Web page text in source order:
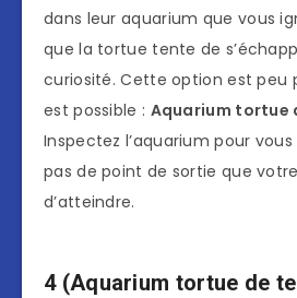
dans leur aquarium que vous
que la tortue tente de
curiosité. Cette option est peu
est possible : Aquarium tortue
Inspectez l’aquarium pour vous
pas de point de sortie que
d’atteindre.
4 (Aquarium tortue de